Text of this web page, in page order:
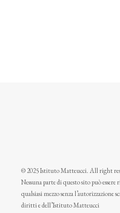
© 2025 Istituto Matteucci. All right
Nessuna parte di questo sito può essere
qualsiasi mezzo senza l’autorizzazione
diritti e dell’Istituto Matteucci